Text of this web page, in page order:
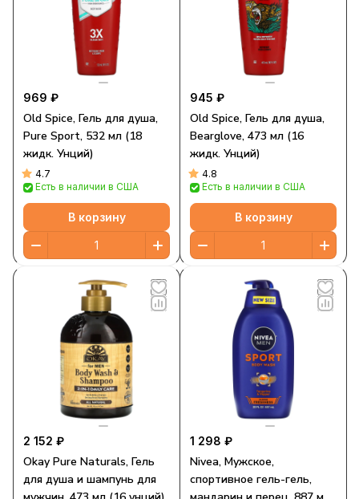
969 ₽
Old Spice, Гель для душа,
Pure Sport, 532 мл (18
жидк. Унций)
4.7
Есть в наличии в США
В корзину
945 ₽
Old Spice, Гель для душа,
Bearglove, 473 мл (16
жидк. Унций)
4.8
Есть в наличии в США
В корзину
2 152 ₽
Okay Pure Naturals, Гель
для душа и шампунь для
1 298 ₽
Nivea, Мужское,
спортивное гель-гель,